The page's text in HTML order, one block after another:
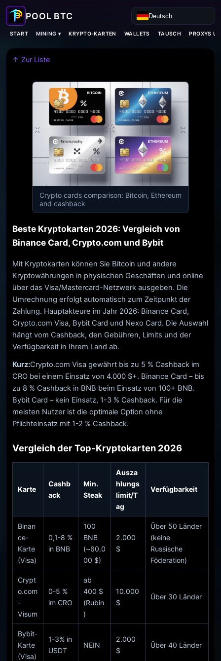
Deutsch
START MINING ▾ KRYPTO-KARTEN WALLETS TAUSCH PROXYS
↑ Zur Liste
Crypto cards comparison: Bitcoin, Ethereum
and cashback
Beste Kryptokarten 2026: Vergleich von
Binance Card, Crypto.com und Bybit
Mit Kryptokarten können Sie Bitcoin und andere
Kryptowährungen in physischen Geschäften und online
über das Visa/Mastercard-Netzwerk ausgeben. Die
Umrechnung erfolgt automatisch zum Zeitpunkt der
Zahlung. Hauptakteure im Jahr 2026: Binance Card,
Crypto.com Visa, Bybit Card und Nexo Card. Die Auswahl
hängt vom Cashback, den Gebühren, Limits und der
Verfügbarkeit in Ihrem Land ab.
Kurz:Crypto.com Visa gewährt bis zu 5 % Cashback im
CRO bei einem Einsatz von 4.000 $+. Binance Card – bis
zu 8 % Cashback in BNB beim Einsatz von 100+ BNB.
Bybit Card – kein Einsatz, 1-3 % Cashback. Für die
meisten Nutzer ist die optimale Option ohne
Pflichteinsatz mit 1-2 % Cashback.
Vergleich der Top-Kryptokarten 2026
Karte
Cashb
ack
Min.
Steak
Ausza
hlungs
limit/T
ag
Verfügbarkeit
Binan
ce-
Karte
(Visa)
0,1-8 %
in BNB
100
BNB
(~60.0
00 $)
2.000
$
Über 50 Länder
(keine
Russische
Föderation)
Crypt
o.com
-
Visum
0-5 %
im CRO
ab
400 $
(Rubin
)
10.000
$
Über 30 Länder
Bybit-
Karte
(Visa)
1-3% in
USDT
NEIN
2.000
$
Über 40 Länder